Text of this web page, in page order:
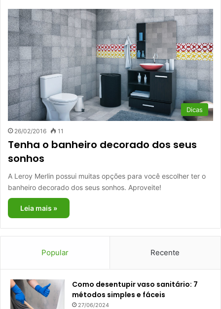
Dicas
26/02/2016 11
Tenha o banheiro decorado dos seus
sonhos
A Leroy Merlin possui muitas opções para você escolher ter o
banheiro decorado dos seus sonhos. Aproveite!
Leia mais »
Popular Recente
Como desentupir vaso sanitário: 7
métodos simples e fáceis
27/06/2024